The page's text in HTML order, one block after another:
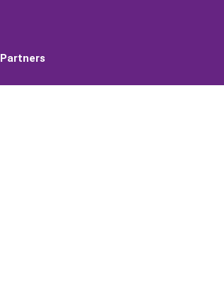
Partners